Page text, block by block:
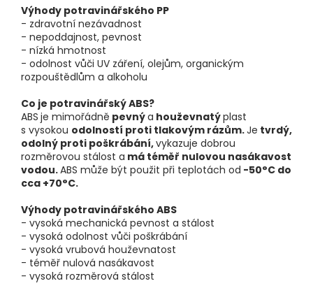
Výhody potravinářského PP
- zdravotní nezávadnost
- nepoddajnost, pevnost
- nízká hmotnost
- odolnost vůči UV záření, olejům, organickým
rozpouštědlům a alkoholu
Co je potravinářský ABS?
ABS je mimořádně pevnýa houževnatýplast
s vysokou odolností proti tlakovým rázům.Je tvrdý,
odolný proti poškrábání,vykazuje dobrou
rozměrovou stálost a má téměř nulovou nasákavost
vodou.ABS může být použit při teplotách od -50°C do
cca +70°C.
Výhody potravinářského ABS
- vysoká mechanická pevnost a stálost
- vysoká odolnost vůči poškrábání
- vysoká vrubová houževnatost
- téměř nulová nasákavost
- vysoká rozměrová stálost